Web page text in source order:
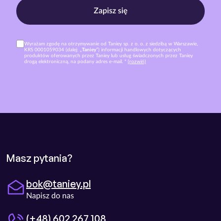
Zapisz się
Wyrażam zgodę na otrzymywanie od Taniey sp. z o. o. z siedzibą w Warszawie,
KRS 0001059034 (dalej: „ Taniey”) informacji handlowych dotyczących
produktów oferowanych przez Taniey lub usług świadczonych przez Taniey
drogą elektroniczną, na podany adres e-mail. * (rozwiń)
Masz pytania?
bok@taniey.pl
Napisz do nas
(+48) 602 267 108